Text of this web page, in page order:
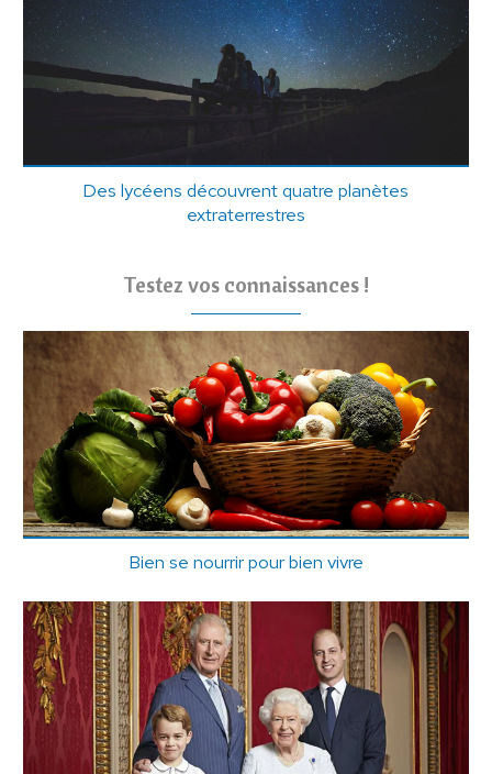
Des lycéens découvrent quatre planètes
extraterrestres
Testez vos connaissances !
Bien se nourrir pour bien vivre